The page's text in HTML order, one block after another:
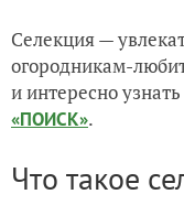
Селекция —
огородникам-
и интересно
«ПОИСК».
Что такое